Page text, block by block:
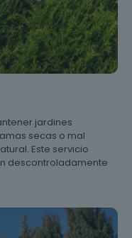
jardines
secas o mal
Este servicio
descontroladamente